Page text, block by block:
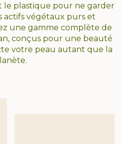
le plastique pour ne garder
actifs végétaux purs et
une gamme complète de
conçus pour une beauté
votre peau autant que la